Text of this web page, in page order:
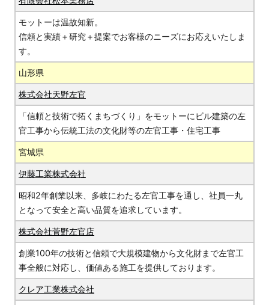
モットーは温故知新。
信頼と実績＋研究＋提案でお客様のニーズにお応えいたしま
す。
山形県
株式会社天野左官
「信頼と技術で拓くまちづくり」をモットーにビル建築の左
官工事から伝統工法の文化財等の左官工事・住宅工事
宮城県
伊藤工業株式会社
昭和2年創業以来、多岐にわたる左官工事を通し、社員一丸
となって安全と高い品質を追求しています。
株式会社菅野左官店
創業100年の技術と信頼で大規模建物から文化財まで左官工
事全般に対応し、価値ある施工を提供しております。
クレア工業株式会社